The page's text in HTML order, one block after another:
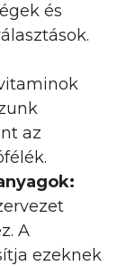
és
az
A
ezeknek